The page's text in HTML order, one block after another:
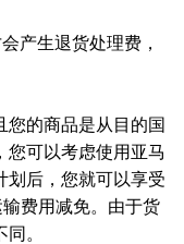
产生退货处理费，
您的商品是从目的国
您可以考虑使用亚马
划后，您就可以享受
费用减免。由于货
。